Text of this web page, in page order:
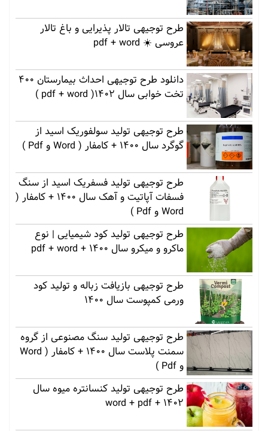
طرح توجیهی تالار پذیرایی و باغ تالار
عروسی ☀️ pdf + word
دانلود طرح توجیهی احداث بیمارستان 400
تخت خوابی سال 1402( pdf + word )
طرح توجیهی تولید سولفوریک اسید از
گوگرد سال 1400 + کامفار ( Word و Pdf )
طرح توجیهی تولید فسفریک اسید از سنگ
فسفات آپاتیت و آهک سال 1400 + کامفار (
Word و Pdf )
طرح توجیهی تولید کود شیمیایی | نوع
ماکرو و میکرو سال 1400 + pdf + word
طرح توجیهی بازیافت زباله و تولید کود
ورمی کمپوست سال 1400
طرح توجیهی تولید سنگ مصنوعی از گروه
سمنت پلاست سال 1400 + کامفار ( Word
و Pdf )
طرح توجیهی تولید کنسانتره میوه سال
1402 + word + pdf